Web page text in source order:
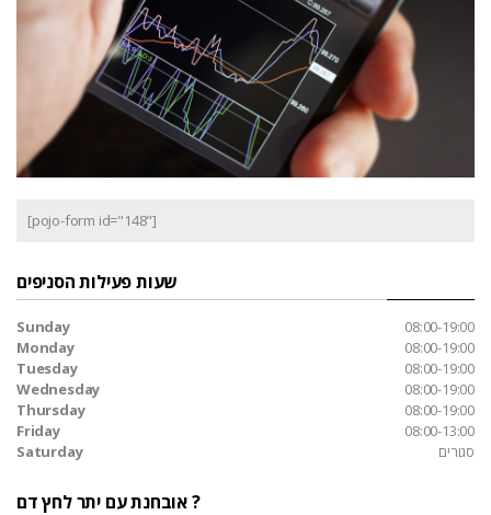
[pojo-form id="148"]
שעות פעילות הסניפים
Sunday
08:00-19:00
Monday
08:00-19:00
Tuesday
08:00-19:00
Wednesday
08:00-19:00
Thursday
08:00-19:00
Friday
08:00-13:00
Saturday
סגורים
אובחנת עם יתר לחץ דם ?